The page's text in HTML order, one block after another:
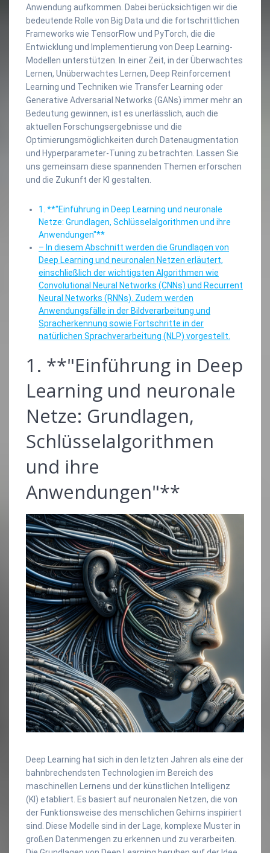
Anwendung aufkommen. Dabei berücksichtigen wir die
bedeutende Rolle von Big Data und die fortschrittlichen
Frameworks wie TensorFlow und PyTorch, die die
Entwicklung und Implementierung von Deep Learning-
Modellen unterstützen. In einer Zeit, in der Überwachtes
Lernen, Unüberwachtes Lernen, Deep Reinforcement
Learning und Techniken wie Transfer Learning oder
Generative Adversarial Networks (GANs) immer mehr an
Bedeutung gewinnen, ist es unerlässlich, auch die
aktuellen Forschungsergebnisse und die
Optimierungsmöglichkeiten durch Datenaugmentation
und Hyperparameter-Tuning zu betrachten. Lassen Sie
uns gemeinsam diese spannenden Themen erforschen
und die Zukunft der KI gestalten.
1. **"Einführung in Deep Learning und neuronale
Netze: Grundlagen, Schlüsselalgorithmen und ihre
Anwendungen"**
– In diesem Abschnitt werden die Grundlagen von
Deep Learning und neuronalen Netzen erläutert,
einschließlich der wichtigsten Algorithmen wie
Convolutional Neural Networks (CNNs) und Recurrent
Neural Networks (RNNs). Zudem werden
Anwendungsfälle in der Bildverarbeitung und
Spracherkennung sowie Fortschritte in der
natürlichen Sprachverarbeitung (NLP) vorgestellt.
1. **"Einführung in Deep
Learning und neuronale
Netze: Grundlagen,
Schlüsselalgorithmen
und ihre
Anwendungen"**
Deep Learning hat sich in den letzten Jahren als eine der
bahnbrechendsten Technologien im Bereich des
maschinellen Lernens und der künstlichen Intelligenz
(KI) etabliert. Es basiert auf neuronalen Netzen, die von
der Funktionsweise des menschlichen Gehirns inspiriert
sind. Diese Modelle sind in der Lage, komplexe Muster in
großen Datenmengen zu erkennen und zu verarbeiten.